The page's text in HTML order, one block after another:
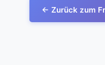
← Zurück zum